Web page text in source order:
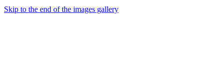
Skip to the end of the images gallery